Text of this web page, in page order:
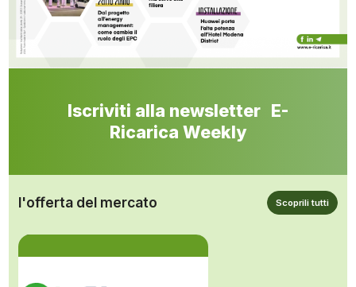
Iscriviti alla newsletter E-
Ricarica Weekly
l'offerta del mercato Scoprili tutti